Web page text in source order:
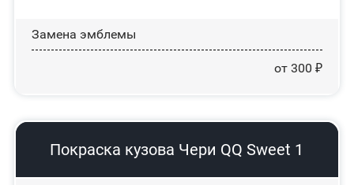
Замена эмблемы
от 300 ₽
Покраска кузова Чери QQ Sweet 1